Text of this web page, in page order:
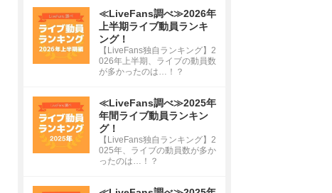
≪LiveFans調べ≫2026年
上半期ライブ動員ランキ
ング！
【LiveFans独自ランキング】2
026年上半期、ライブの動員数
が多かったのは…！？
≪LiveFans調べ≫2025年
年間ライブ動員ランキン
グ！
【LiveFans独自ランキング】2
025年、ライブの動員数が多か
ったのは…！？